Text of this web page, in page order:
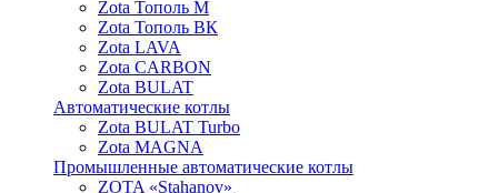
Zota Тополь М
Zota Тополь ВК
Zota LAVA
Zota CARBON
Zota BULAT
Автоматические котлы
Zota BULAT Turbo
Zota MAGNA
Промышленные автоматические котлы
ZOTA «Stahanov»